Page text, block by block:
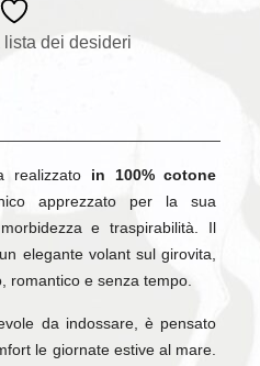
dei desideri
realizzato in 100% cotone
apprezzato per la sua
e traspirabilità. Il
elegante volant sul girovita,
romantico e senza tempo.
da indossare, è pensato
le giornate estive al mare.